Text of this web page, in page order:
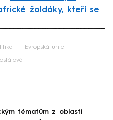
žoldáky, kteří se
Evropská unie
tématům z oblasti